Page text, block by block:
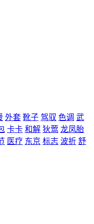
外套 靴子 驾驭 色调 武
卡卡 和解 狄莺 龙凤胎
医疗 东京 标志 波折 舒